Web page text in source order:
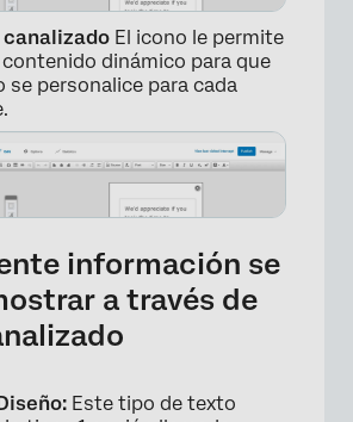
canalizado El icono le permite
dinámico para que
se personalice para cada
información se
a través de
Este tipo de texto